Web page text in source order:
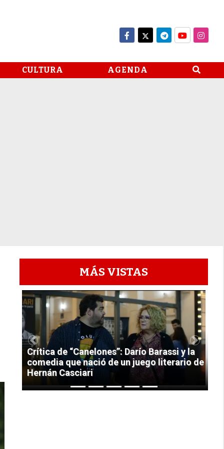
CULTURA AGENDA
MÁS VISTAS
1
Crítica de “Canelones”: Darío Barassi y la
comedia que nació de un juego literario de
Hernán Casciari
Previous Next